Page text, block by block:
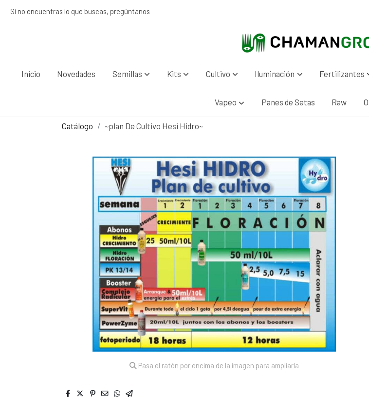
Si no encuentras lo que buscas, pregúntanos
Inicio Novedades Semillas Kits Cultivo Iluminación Fertilizantes
Vapeo Panes de Setas Raw
Catálogo ~plan De Cultivo Hesi Hidro~
Pasa el ratón por encima de la imagen para ampliarla